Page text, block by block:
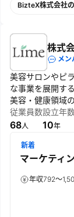
BizteX株式会社
株式
メン
美容サロンやピ
な事業を展開す
美容・健康領域
いる。
従業員数
68人
設立年
10年
新着
マーケティ
年収792～